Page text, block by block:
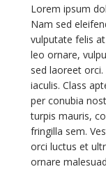
Lorem ipsum
Nam sed
vulputate felis
leo ornare,
sed laoreet
iaculis. Class
per conubia
turpis mauris,
fringilla sem.
orci luctus et
ornare